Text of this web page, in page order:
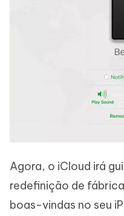
Agora, o iCloud irá
redefinição de
boas-vindas no seu